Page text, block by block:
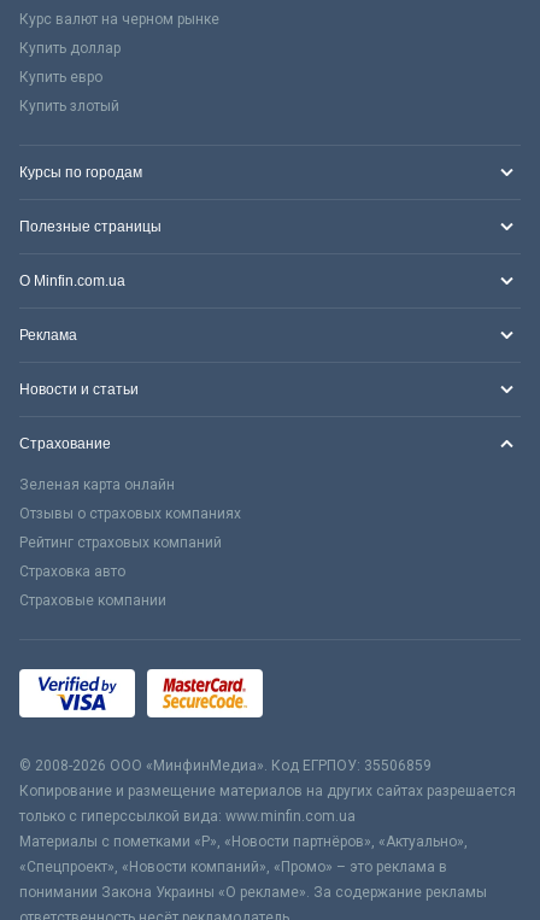
Курс валют на черном рынке
Купить доллар
Купить евро
Купить злотый
Курсы по городам
Полезные страницы
О Minfin.com.ua
Реклама
Новости и статьи
Страхование
Зеленая карта онлайн
Отзывы о страховых компаниях
Рейтинг страховых компаний
Страховка авто
Страховые компании
© 2008-2026 ООО «МинфинМедиа». Код ЕГРПОУ: 35506859
Копирование и размещение материалов на других сайтах разрешается
только с гиперссылкой вида: www.minfin.com.ua
Материалы с пометками «Р», «Новости партнёров», «Актуально»,
«Спецпроект», «Новости компаний», «Промо» – это реклама в
понимании Закона Украины «О рекламе». За содержание рекламы